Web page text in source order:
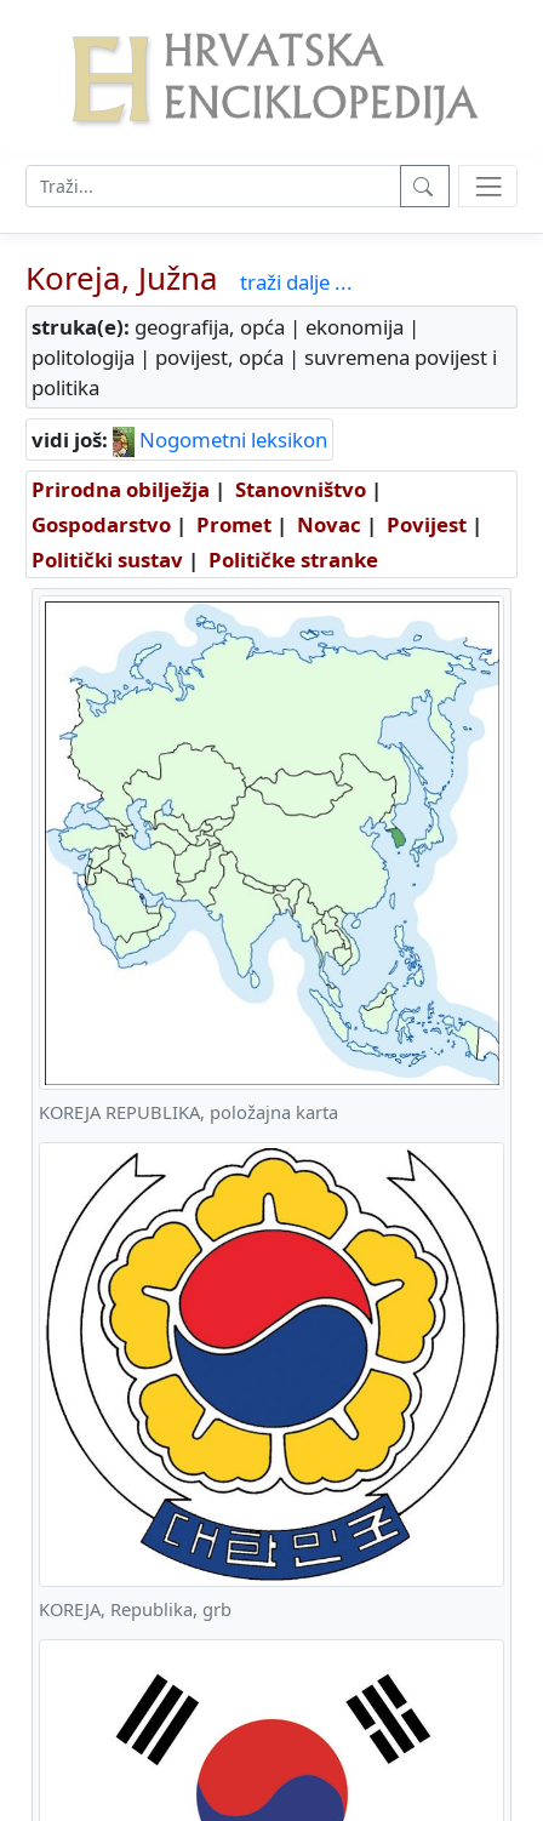
Koreja, Južna
traži dalje ...
struka(e): geografija, opća | ekonomija |
politologija | povijest, opća | suvremena povijest i
politika
vidi još:
Nogometni leksikon
Prirodna obilježja | Stanovništvo |
Gospodarstvo | Promet | Novac | Povijest |
Politički sustav | Političke stranke
KOREJA REPUBLIKA, položajna karta
KOREJA, Republika, grb